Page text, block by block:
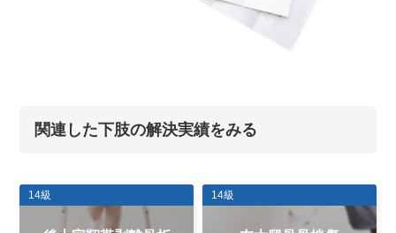
関連した下肢の解決実績をみる
14級 14級